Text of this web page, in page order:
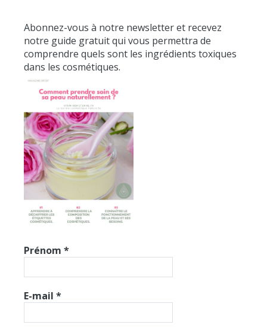
Abonnez-vous à notre newsletter et recevez
notre guide gratuit qui vous permettra de
comprendre quels sont les ingrédients toxiques
dans les cosmétiques.
Prénom *
E-mail *